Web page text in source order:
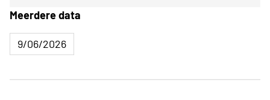
Meerdere data
9/06/2026